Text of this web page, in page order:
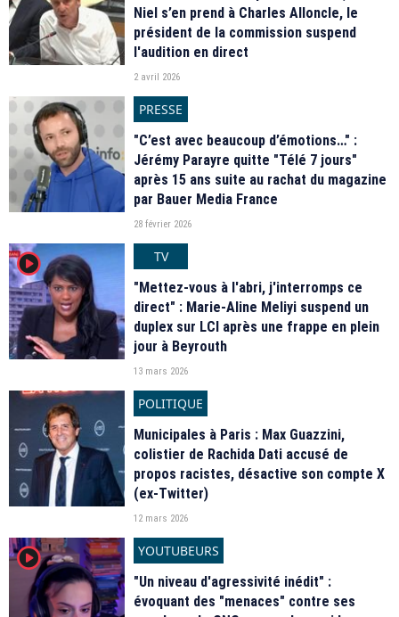
Niel s’en prend à Charles Alloncle, le
président de la commission suspend
l'audition en direct
2 avril 2026
PRESSE
"C’est avec beaucoup d’émotions…" :
Jérémy Parayre quitte "Télé 7 jours"
après 15 ans suite au rachat du magazine
par Bauer Media France
28 février 2026
player2
TV
"Mettez-vous à l'abri, j'interromps ce
direct" : Marie-Aline Meliyi suspend un
duplex sur LCI après une frappe en plein
jour à Beyrouth
13 mars 2026
POLITIQUE
Municipales à Paris : Max Guazzini,
colistier de Rachida Dati accusé de
propos racistes, désactive son compte X
(ex-Twitter)
12 mars 2026
player2
YOUTUBEURS
"Un niveau d'agressivité inédit" :
évoquant des "menaces" contre ses